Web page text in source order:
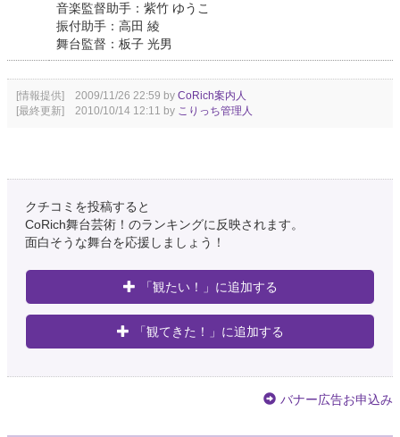
音楽監督助手：紫竹 ゆうこ
振付助手：高田 綾
舞台監督：板子 光男
[情報提供] 2009/11/26 22:59 by CoRich案内人
[最終更新] 2010/10/14 12:11 by こりっち管理人
クチコミを投稿すると
CoRich舞台芸術！のランキングに反映されます。
面白そうな舞台を応援しましょう！
「観たい！」に追加する
「観てきた！」に追加する
バナー広告お申込み